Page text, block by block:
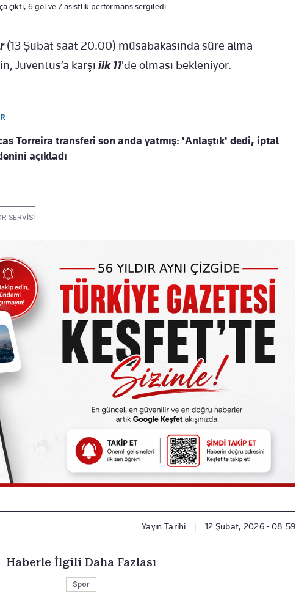
çıktı, 6 gol ve 7 asistlik performans sergiledi.
(13 Şubat saat 20.00) müsabakasında süre alma
Juventus’a karşı ilk 11'de olması bekleniyor.
Torreira transferi son anda yatmış: 'Anlaştık' dedi, iptal
açıkladı
SERVİSİ
Yayın Tarihi | 12 Şubat, 2026 - 08:59
Haberle İlgili Daha Fazlası
Spor